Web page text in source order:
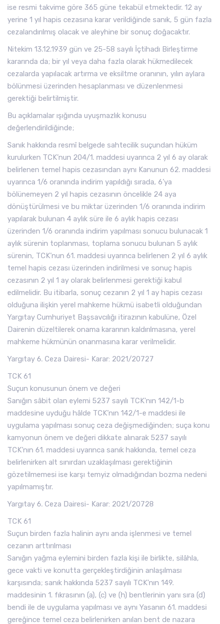
ise resmi takvime göre 365 güne tekabül etmektedir. 12 ay
yerine 1 yıl hapis cezasına karar verildiğinde sanık, 5 gün fazla
cezalandırılmış olacak ve aleyhine bir sonuç doğacaktır.
Nitekim 13.12.1939 gün ve 25-58 sayılı İçtihadı Birleştirme
kararında da; bir yıl veya daha fazla olarak hükmedilecek
cezalarda yapılacak artırma ve eksiltme oranının, yılın aylara
bölünmesi üzerinden hesaplanması ve düzenlenmesi
gerektiği belirtilmiştir.
Bu açıklamalar ışığında uyuşmazlık konusu
değerlendirildiğinde;
Sanık hakkında resmî belgede sahtecilik suçundan hüküm
kurulurken TCK’nun 204/1. maddesi uyarınca 2 yıl 6 ay olarak
belirlenen temel hapis cezasından aynı Kanunun 62. maddesi
uyarınca 1/6 oranında indirim yapıldığı sırada, 6’ya
bölünemeyen 2 yıl hapis cezasının öncelikle 24 aya
dönüştürülmesi ve bu miktar üzerinden 1/6 oranında indirim
yapılarak bulunan 4 aylık süre ile 6 aylık hapis cezası
üzerinden 1/6 oranında indirim yapılması sonucu bulunacak 1
aylık sürenin toplanması, toplama sonucu bulunan 5 aylık
sürenin, TCK’nun 61. maddesi uyarınca belirlenen 2 yıl 6 aylık
temel hapis cezası üzerinden indirilmesi ve sonuç hapis
cezasının 2 yıl 1 ay olarak belirlenmesi gerektiği kabul
edilmelidir. Bu itibarla, sonuç cezanın 2 yıl 1 ay hapis cezası
olduğuna ilişkin yerel mahkeme hükmü isabetli olduğundan
Yargıtay Cumhuriyet Başsavcılığı itirazının kabulüne, Özel
Dairenin düzeltilerek onama kararının kaldırılmasına, yerel
mahkeme hükmünün onanmasına karar verilmelidir.
Yargıtay 6. Ceza Dairesi- Karar: 2021/20727
TCK 61
Suçun konusunun önem ve değeri
Sanığın sâbit olan eylemi 5237 sayılı TCK’nın 142/1-b
maddesine uyduğu hâlde TCK’nın 142/1-e maddesi ile
uygulama yapılması sonuç ceza değişmediğinden; suça konu
kamyonun önem ve değeri dikkate alınarak 5237 sayılı
TCK’nın 61. maddesi uyarınca sanık hakkında, temel ceza
belirlenirken alt sınırdan uzaklaşılması gerektiğinin
gözetilmemesi ise karşı temyiz olmadığından bozma nedeni
yapılmamıştır.
Yargıtay 6. Ceza Dairesi- Karar: 2021/20728
TCK 61
Suçun birden fazla halinin aynı anda işlenmesi ve temel
cezanın arttırılması
Sanığın yağma eylemini birden fazla kişi ile birlikte, silâhla,
gece vakti ve konutta gerçekleştirdiğinin anlaşılması
karşısında; sanık hakkında 5237 sayılı TCK’nın 149.
maddesinin 1. fıkrasının (a), (c) ve (h) bentlerinin yanı sıra (d)
bendi ile de uygulama yapılması ve aynı Yasanın 61. maddesi
gereğince temel ceza belirlenirken anılan bent de nazara